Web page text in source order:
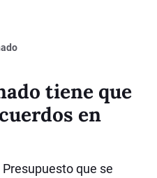
tiene que
en
que se